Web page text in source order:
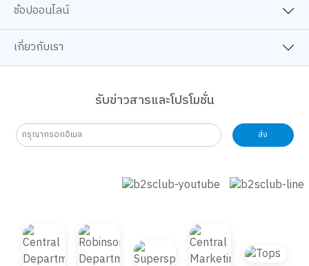
ช้อปออนไลน์
เกี่ยวกับเรา
รับข่าวสารและโปรโมชั่น